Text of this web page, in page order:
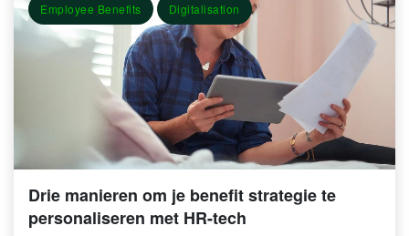
Employee Benefits Digitalisation
Drie manieren om je benefit strategie te
personaliseren met HR-tech